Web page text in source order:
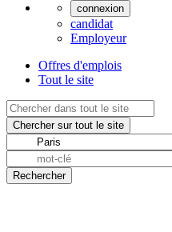
connexion
candidat
Employeur
Offres d'emplois
Tout le site